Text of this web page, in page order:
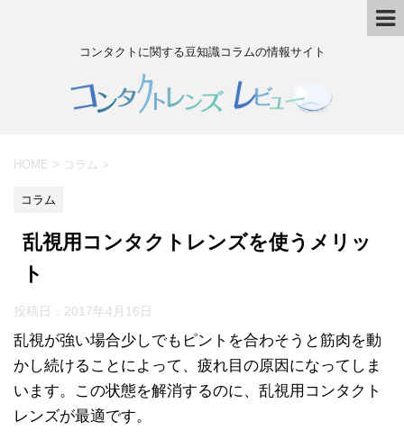
コンタクトに関する豆知識コラムの情報サイト
HOME > コラム >
コラム
乱視用コンタクトレンズを使うメリッ
ト
投稿日： 2017年4月16日
乱視が強い場合少しでもピントを合わそうと筋肉を動
かし続けることによって、疲れ目の原因になってしま
います。この状態を解消するのに、乱視用コンタクト
レンズが最適です。